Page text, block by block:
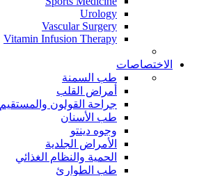
Urology
Vascular Surgery
Vitamin Infusion Therapy
الاختصاصات
طب السمنة
أمراض القلب
جراحة القولون والمستقيم
طب الأسنان
وجوه دينتو
الأمراض الجلدية
الحمية والنظام الغذائي
طب الطوارئ